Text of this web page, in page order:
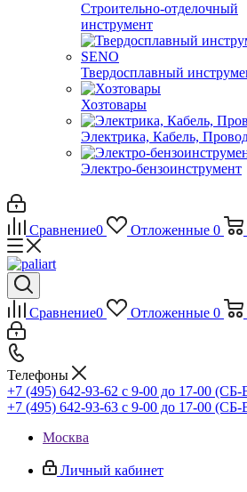
Строительно-отделочный
инструмент
Твердосплавный
Хозтовары
Электрика, Кабель,
Электро-бензоинструмент
Сравнение0 Отложенные 0
Сравнение0 Отложенные 0
Телефоны
+7 (495) 642-93-62 c 9-00 до 17-00
+7 (495) 642-93-63 c 9-00 до 17-00
Москва
Личный кабинет